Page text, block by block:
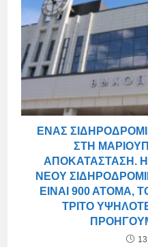
ΈΝΑΣ
ΣΤΗ
ΑΠΟΚΑΤΆΣΤΑΣΗ.
ΝΈΟΥ
ΕΊΝΑΙ 900 ΆΤΟΜΑ,
ΤΡΊΤΟ